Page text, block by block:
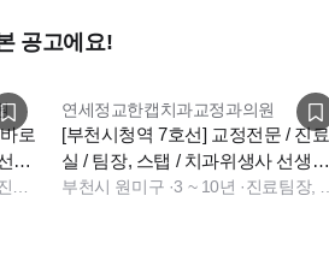
공고에요!
로
생
연세정교한캡치과교정과의원
[부천시청역 7호선] 교정전문 / 진료
실 / 팀장, 스탭 / 치과위생사 선생님
모집합니다.
부천시 원미구 ·3 ~ 10년 ·